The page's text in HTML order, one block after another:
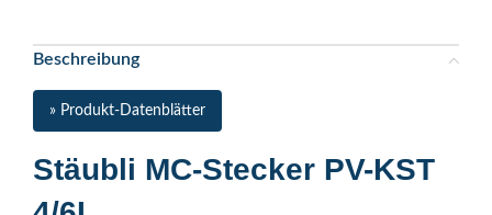
Beschreibung
» Produkt-Datenblätter
Stäubli MC-Stecker PV-KST